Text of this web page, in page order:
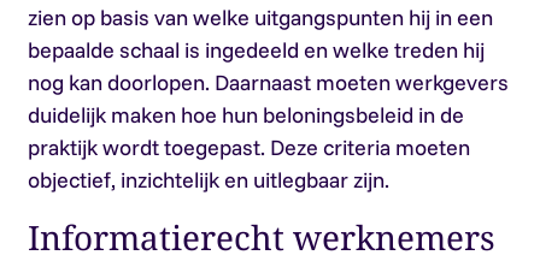
zien op basis van welke uitgangspunten hij in een
bepaalde schaal is ingedeeld en welke treden hij
nog kan doorlopen. Daarnaast moeten werkgevers
duidelijk maken hoe hun beloningsbeleid in de
praktijk wordt toegepast. Deze criteria moeten
objectief, inzichtelijk en uitlegbaar zijn.
Informatierecht werknemers